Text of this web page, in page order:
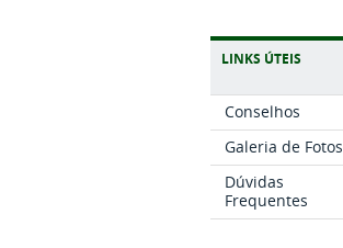
LINKS ÚTEIS
Conselhos
Galeria de Fotos
Dúvidas
Frequentes